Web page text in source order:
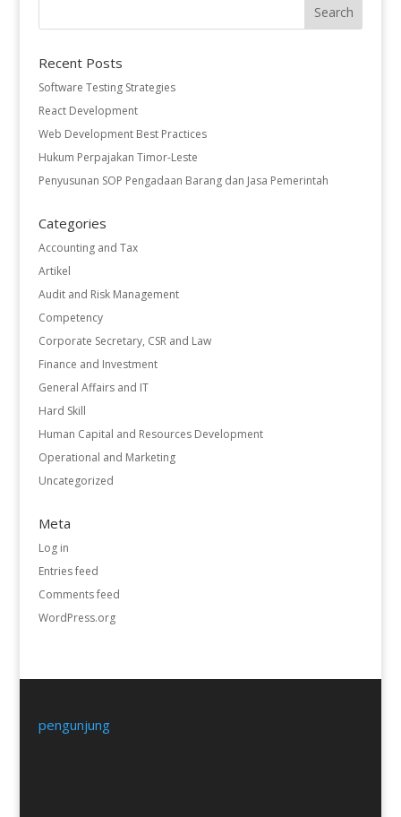
Recent Posts
Software Testing Strategies
React Development
Web Development Best Practices
Hukum Perpajakan Timor-Leste
Penyusunan SOP Pengadaan Barang dan Jasa Pemerintah
Categories
Accounting and Tax
Artikel
Audit and Risk Management
Competency
Corporate Secretary, CSR and Law
Finance and Investment
General Affairs and IT
Hard Skill
Human Capital and Resources Development
Operational and Marketing
Uncategorized
Meta
Log in
Entries feed
Comments feed
WordPress.org
pengunjung